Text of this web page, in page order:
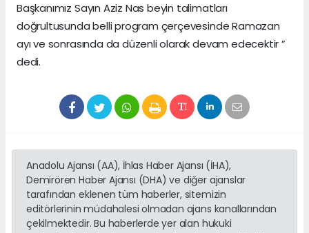
Başkanımız Sayın Aziz Nas beyin talimatları
doğrultusunda belli program çerçevesinde Ramazan
ayı ve sonrasında da düzenli olarak devam edecektir ”
dedi.
Anadolu Ajansı (AA), İhlas Haber Ajansı (İHA),
Demirören Haber Ajansı (DHA) ve diğer ajanslar
tarafından eklenen tüm haberler, sitemizin
editörlerinin müdahalesi olmadan ajans kanallarından
çekilmektedir. Bu haberlerde yer alan hukuki